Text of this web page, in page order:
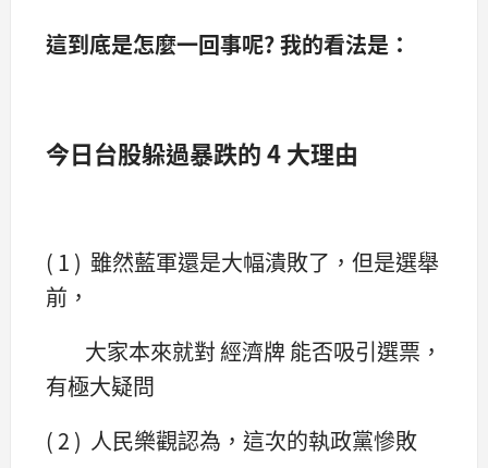
這到底是怎麼一回事呢? 我的看法是：
今日台股躲過暴跌的 4 大理由
( 1 ) 雖然藍軍還是大幅潰敗了，但是選舉
前，
大家本來就對 經濟牌 能否吸引選票，
有極大疑問
( 2 ) 人民樂觀認為，這次的執政黨慘敗